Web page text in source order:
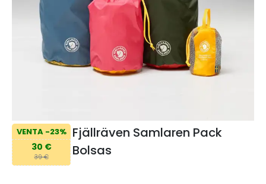
VENTA -23%
30 €
39 €
Fjällräven Samlaren Pack
Bolsas